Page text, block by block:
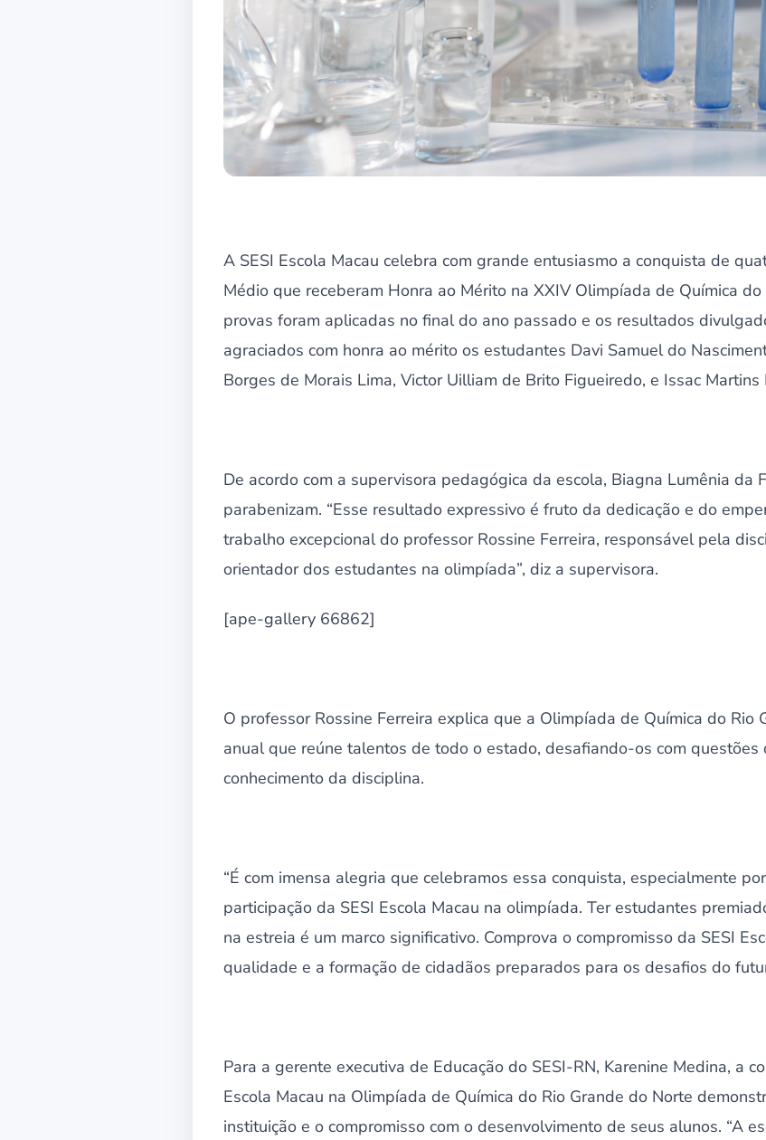
A SESI Escola Macau celebra com grande entusiasmo a conquista de
Médio que receberam Honra ao Mérito na XXIV Olimpíada de Química
provas foram aplicadas no final do ano passado e os resultados
agraciados com honra ao mérito os estudantes Davi Samuel do
Borges de Morais Lima, Victor Uilliam de Brito Figueiredo, e Issac Martins
De acordo com a supervisora pedagógica da escola, Biagna Lumênia da
parabenizam. “Esse resultado expressivo é fruto da dedicação e do
trabalho excepcional do professor Rossine Ferreira, responsável pela
orientador dos estudantes na olimpíada”, diz a supervisora.
[ape-gallery 66862]
O professor Rossine Ferreira explica que a Olimpíada de Química do Rio
anual que reúne talentos de todo o estado, desafiando-os com
conhecimento da disciplina.
“É com imensa alegria que celebramos essa conquista, especialmente
participação da SESI Escola Macau na olimpíada. Ter estudantes
na estreia é um marco significativo. Comprova o compromisso da SESI
qualidade e a formação de cidadãos preparados para os desafios do
Para a gerente executiva de Educação do SESI-RN, Karenine Medina, a
Escola Macau na Olimpíada de Química do Rio Grande do Norte
instituição e o compromisso com o desenvolvimento de seus alunos. “A